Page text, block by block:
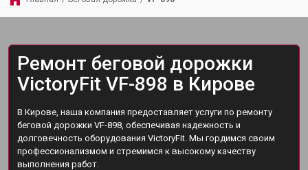
Ремонт беговой дорожки
VictoryFit VF-898 в Кирове
В Кирове, наша компания предоставляет услуги по ремонту
беговой дорожки VF-898, обеспечивая надежность и
долговечность оборудования VictoryFit. Мы гордимся своим
профессионализмом и стремимся к высокому качеству
выполнения работ.